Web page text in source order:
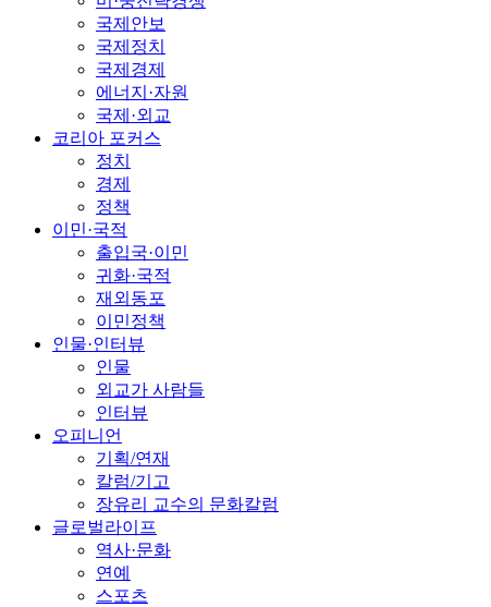
국제안보
국제정치
국제경제
에너지·자원
국제·외교
코리아 포커스
정치
경제
정책
이민·국적
출입국·이민
귀화·국적
재외동포
이민정책
인물·인터뷰
인물
외교가 사람들
인터뷰
오피니언
기획/연재
칼럼/기고
장유리 교수의 문화칼럼
글로벌라이프
역사·문화
연예
스포츠